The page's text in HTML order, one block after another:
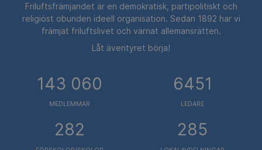
Friluftsfrämjandet är en demokratisk, partipolitiskt och
religiöst obunden ideell organisation. Sedan 1892 har vi
främjat friluftslivet och värnat allemansrätten.
Låt äventyret börja!
143 060
MEDLEMMAR
6451
LEDARE
282 285